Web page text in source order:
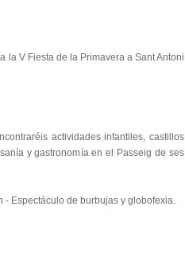
la V Fiesta de la Primavera a Sant Antoni
actividades infantiles, castillos
y gastronomía en el Passeig de ses
- Espectáculo de burbujas y globofexia.